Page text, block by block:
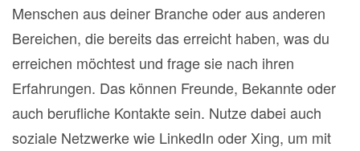
Menschen aus deiner Branche oder aus anderen
Bereichen, die bereits das erreicht haben, was du
erreichen möchtest und frage sie nach ihren
Erfahrungen. Das können Freunde, Bekannte oder
auch berufliche Kontakte sein. Nutze dabei auch
soziale Netzwerke wie LinkedIn oder Xing, um mit